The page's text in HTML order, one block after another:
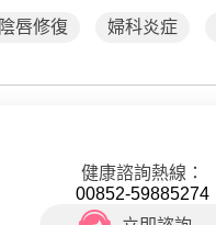
陰唇修復 婦科炎症
健康諮詢熱線：
00852-59885274